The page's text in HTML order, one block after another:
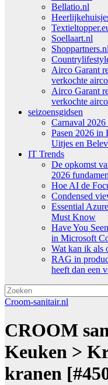
Bellatio.nl
Soellaart.nl
Shoppartners.nl
Airco Garant
verkochte airco
Airco Garant
verkochte airco
seizoensgidsen
Carnaval
Pasen 2026 in
Uitjes en
IT Trends
De opkomst
2026
Hoe AI de
Condensed
Essential
Must Know
Have You
in Microsoft
Wat kan ik als
RAG in
heeft dan een
Croom-sanitair.nl
CROOM
Keuken >
kranen